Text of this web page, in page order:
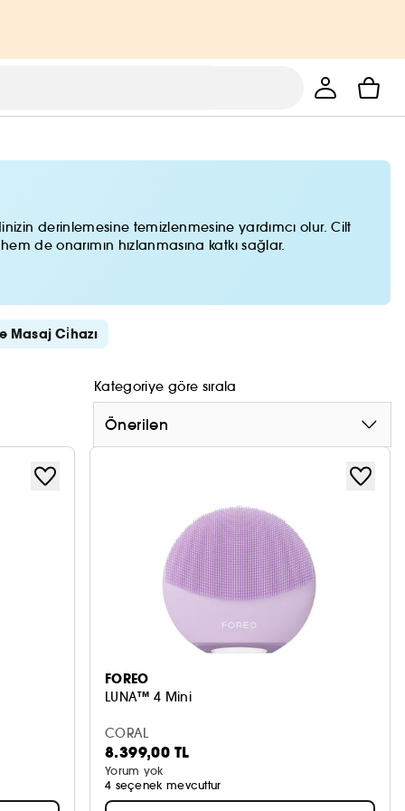
derinlemesine temizlenmesine yardımcı olur. Cilt
de onarımın hızlanmasına katkı sağlar.
Masaj Ci̇hazı
Kategoriye göre sırala
Önerilen
FOREO
LUNA™ 4 Mini
CORAL
8.399,00 TL
Yorum yok
4 seçenek mevcuttur